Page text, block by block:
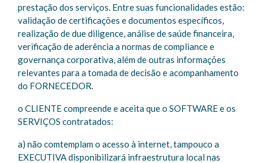
prestação dos serviços. Entre suas funcionalidades estão:
validação de certificações e documentos específicos,
realização de due diligence, análise de saúde financeira,
verificação de aderência a normas de compliance e
governança corporativa, além de outras informações
relevantes para a tomada de decisão e acompanhamento
do FORNECEDOR.
o CLIENTE compreende e aceita que o SOFTWARE e os
SERVIÇOS contratados:
a) não comtemplam o acesso à internet, tampouco a
EXECUTIVA disponibilizará infraestrutura local nas